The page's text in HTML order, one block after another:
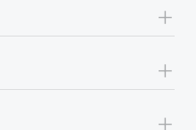
+
+
+